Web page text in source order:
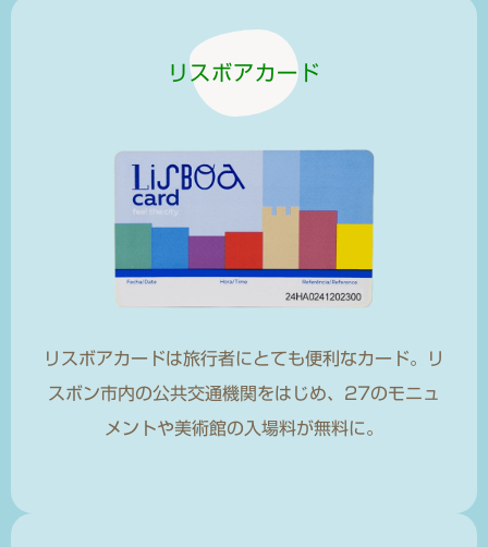
リスボアカード
リスボアカードは旅行者にとても便利なカード。リ
スボン市内の公共交通機関をはじめ、27のモニュ
メントや美術館の入場料が無料に。